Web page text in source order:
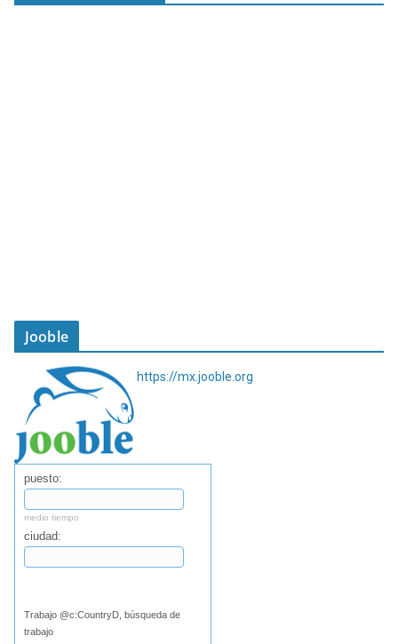
Jooble
https://mx.jooble.org
puesto:
medio tiempo
ciudad:
Trabajo @c:CountryD, búsqueda de
trabajo